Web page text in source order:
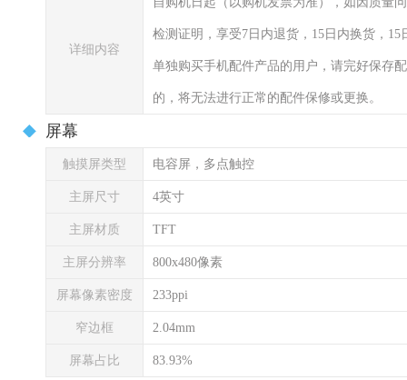
详细内容
检测证明，享受7日内退货，15日内换货，
单独购买手机配件产品的用户，请完好保存
的，将无法进行正常的配件保修或更换。
屏幕
触摸屏类型 电容屏，多点触控
主屏尺寸 4英寸
主屏材质 TFT
主屏分辨率 800x480像素
屏幕像素密度 233ppi
窄边框 2.04mm
屏幕占比 83.93%